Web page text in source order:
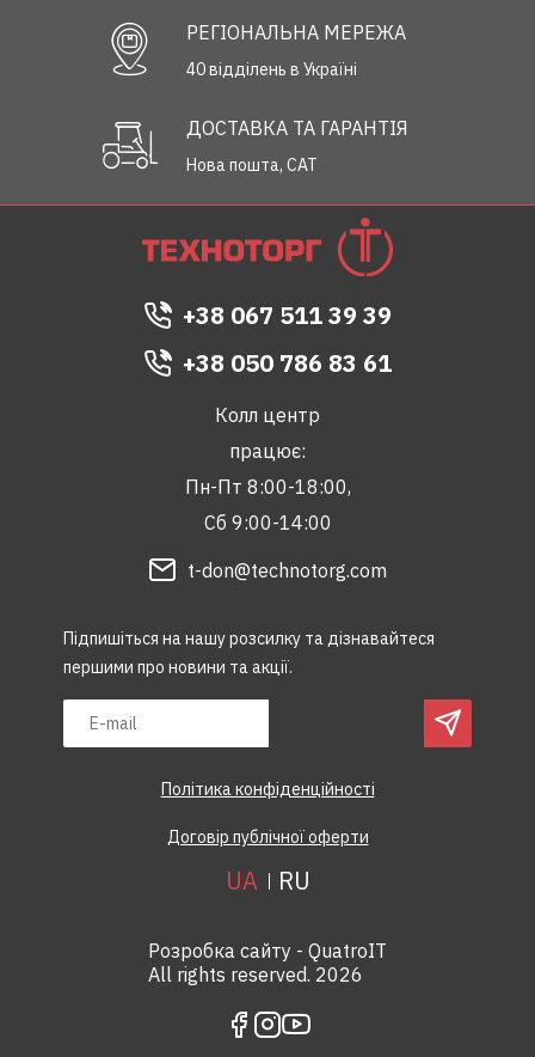
РЕГІОНАЛЬНА МЕРЕЖА
40 відділень в Україні
ДОСТАВКА ТА ГАРАНТІЯ
Нова пошта, САТ
Підпишіться на нашу розсилку та дізнавайтеся
першими про новини та акції.
+38 067 511 39 39
+38 050 786 83 61
Колл центр
працює:
Пн-Пт 8:00-18:00,
Сб 9:00-14:00
t-don@technotorg.com
Політика конфіденційності
UA RU
Договір публічної оферти
Розробка сайту - QuatroIT
All rights reserved. 2026